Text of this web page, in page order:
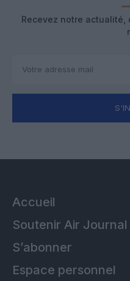
Recevez notre
Accueil
Soutenir Air Journal
S’abonner
Espace personnel